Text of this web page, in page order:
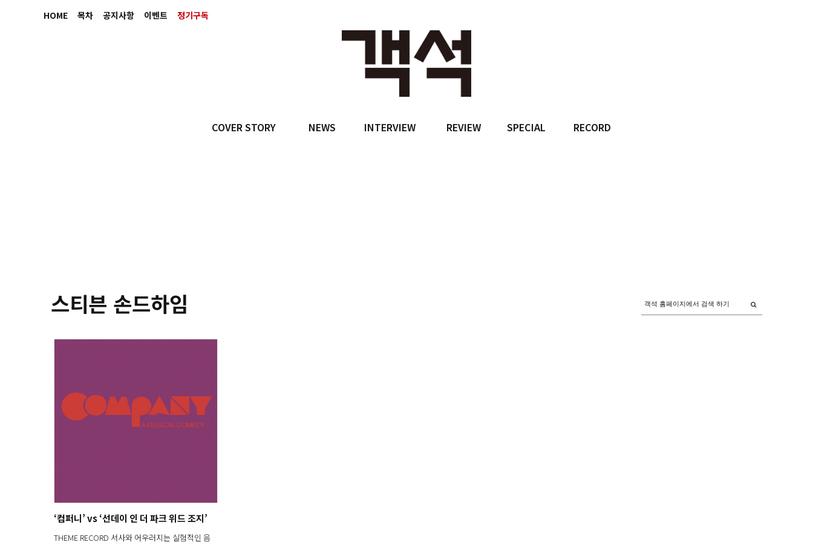
HOME 목차 공지사항 이벤트 정기구독
COVER STORY NEWS INTERVIEW REVIEW SPECIAL RECORD
스티븐 손드하임
‘컴퍼니’ vs ‘선데이 인 더 파크 위드 조지’
THEME RECORD 서사와 어우러지는 실험적인 음